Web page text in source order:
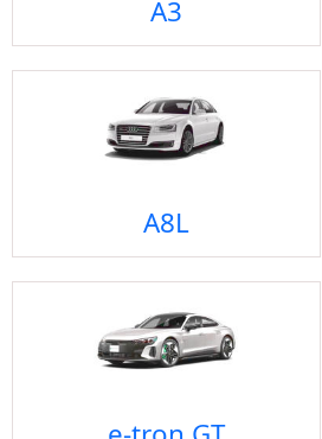
A3
A8L